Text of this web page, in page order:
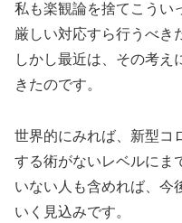
私も楽観論を捨てこうい
厳しい対応すら行うべき
しかし最近は、その考え
きたのです。
世界的にみれば、新型コ
する術がないレベルにま
いない人も含めれば、今
いく見込みです。